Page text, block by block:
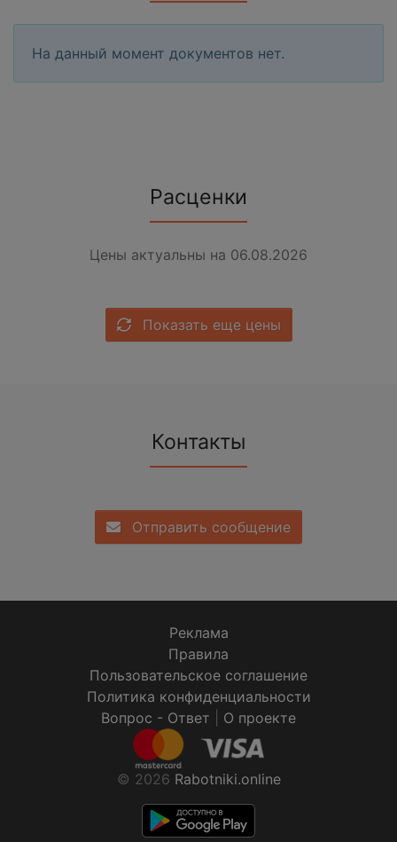
На данный момент документов нет.
Расценки
Цены актуальны на 06.08.2026
Показать еще цены
Контакты
Отправить сообщение
Реклама
Правила
Пользовательское соглашение
Политика конфиденциальности
Вопрос - Ответ
О проекте
© 2026 Rabotniki.online